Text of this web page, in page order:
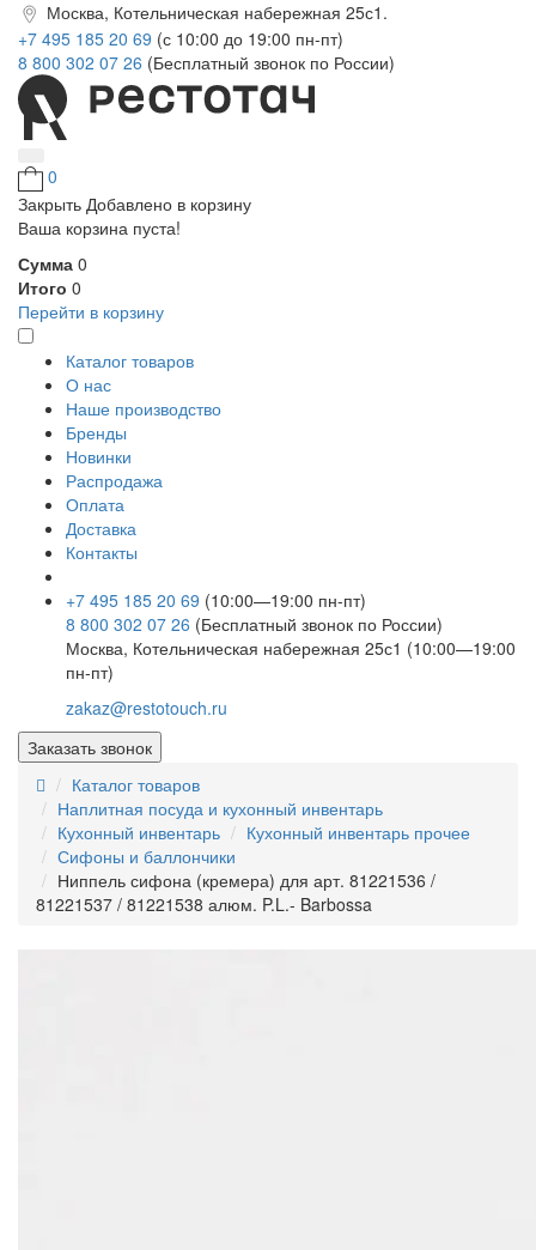
Москва, Котельническая набережная 25с1.
+7 495 185 20 69 (с 10:00 до 19:00 пн-пт)
8 800 302 07 26 (Бесплатный звонок по России)
0
Закрыть Добавлено в корзину
Ваша корзина пуста!
Сумма 0
Итого 0
Перейти в корзину
Каталог товаров
О нас
Наше производство
Бренды
Новинки
Распродажа
Оплата
Доставка
Контакты
+7 495 185 20 69 (10:00—19:00 пн-пт)
8 800 302 07 26 (Бесплатный звонок по России)
Москва, Котельническая набережная 25с1 (10:00—19:00
пн-пт)
zakaz@restotouch.ru
Заказать звонок
Каталог товаров
Наплитная посуда и кухонный инвентарь
Кухонный инвентарь
Кухонный инвентарь прочее
Сифоны и баллончики
Ниппель сифона (кремера) для арт. 81221536 /
81221537 / 81221538 алюм. P.L.- Barbossa